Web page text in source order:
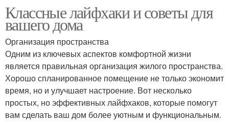
Классные лайфхаки и советы для
вашего дома
Организация пространства
Одним из ключевых аспектов комфортной жизни
является правильная организация жилого пространства.
Хорошо спланированное помещение не только экономит
время, но и улучшает настроение. Вот несколько
простых, но эффективных лайфхаков, которые помогут
вам сделать ваш дом более уютным и функциональным.